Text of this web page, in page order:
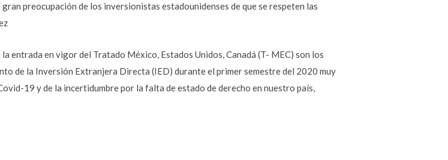
preocupación de los inversionistas estadounidenses de que se respeten las
entrada en vigor del Tratado México, Estados Unidos, Canadá (T- MEC) son los
de la Inversión Extranjera Directa (IED) durante el primer semestre del 2020 muy
19 y de la incertidumbre por la falta de estado de derecho en nuestro país,